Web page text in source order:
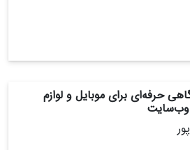
حرفه‌ای برای موبایل و لوازم
وب‌سایت